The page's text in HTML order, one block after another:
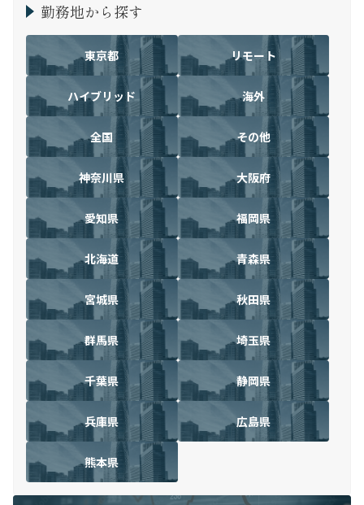
勤務地から探す
東京都 リモート
ハイブリッド 海外
全国 その他
神奈川県 大阪府
愛知県 福岡県
北海道 青森県
宮城県 秋田県
群馬県 埼玉県
千葉県 静岡県
兵庫県 広島県
熊本県